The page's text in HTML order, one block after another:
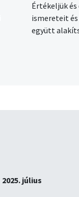
Értékeljük
ismereteit
együtt
2025. július